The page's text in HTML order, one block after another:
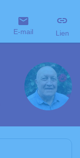
E-mail Lien